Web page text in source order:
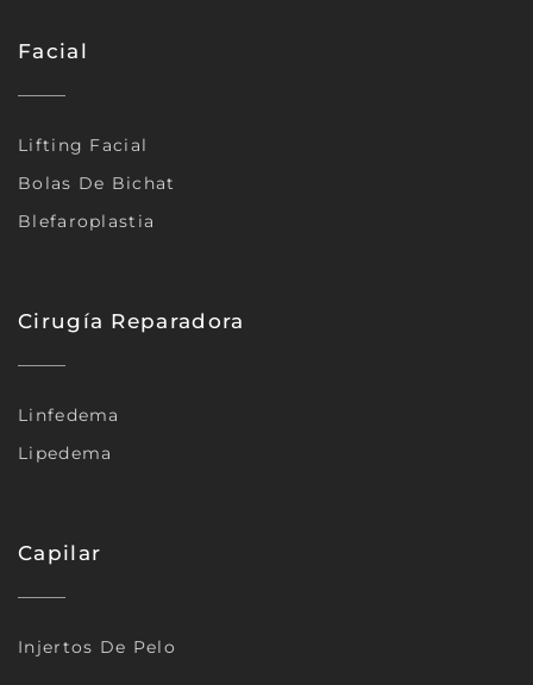
Facial
Lifting Facial
Bolas De Bichat
Blefaroplastia
Cirugía Reparadora
Linfedema
Lipedema
Capilar
Injertos De Pelo